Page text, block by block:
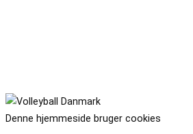
Denne hjemmeside bruger cookies